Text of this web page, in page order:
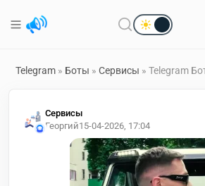
Telegram » Боты » Сервисы » Telegram
Сервисы
Георгий15-04-2026, 17:04